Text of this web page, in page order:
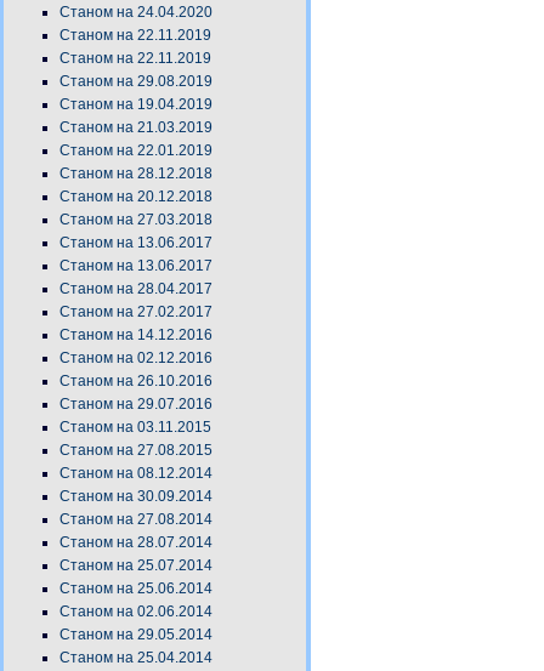
Станом на 24.04.2020
Станом на 22.11.2019
Станом на 22.11.2019
Станом на 29.08.2019
Станом на 19.04.2019
Станом на 21.03.2019
Станом на 22.01.2019
Станом на 28.12.2018
Станом на 20.12.2018
Станом на 27.03.2018
Станом на 13.06.2017
Станом на 13.06.2017
Станом на 28.04.2017
Станом на 27.02.2017
Станом на 14.12.2016
Станом на 02.12.2016
Станом на 26.10.2016
Станом на 29.07.2016
Станом на 03.11.2015
Станом на 27.08.2015
Станом на 08.12.2014
Станом на 30.09.2014
Станом на 27.08.2014
Станом на 28.07.2014
Станом на 25.07.2014
Станом на 25.06.2014
Станом на 02.06.2014
Станом на 29.05.2014
Станом на 25.04.2014